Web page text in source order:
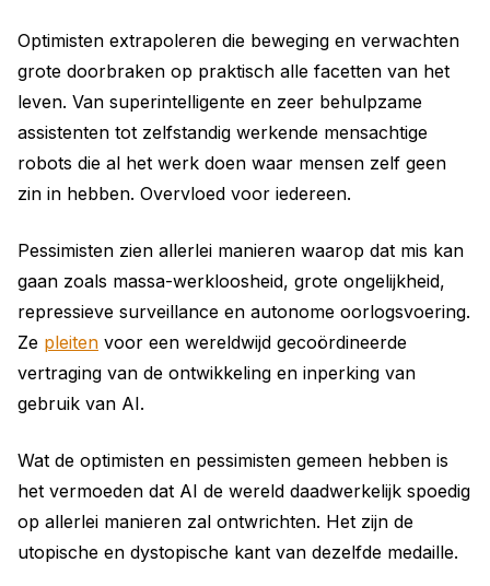
Optimisten extrapoleren die beweging en verwachten
grote doorbraken op praktisch alle facetten van het
leven. Van superintelligente en zeer behulpzame
assistenten tot zelfstandig werkende mensachtige
robots die al het werk doen waar mensen zelf geen
zin in hebben. Overvloed voor iedereen.
Pessimisten zien allerlei manieren waarop dat mis kan
gaan zoals massa-werkloosheid, grote ongelijkheid,
repressieve surveillance en autonome oorlogsvoering.
Ze pleiten voor een wereldwijd gecoördineerde
vertraging van de ontwikkeling en inperking van
gebruik van AI.
Wat de optimisten en pessimisten gemeen hebben is
het vermoeden dat AI de wereld daadwerkelijk spoedig
op allerlei manieren zal ontwrichten. Het zijn de
utopische en dystopische kant van dezelfde medaille.